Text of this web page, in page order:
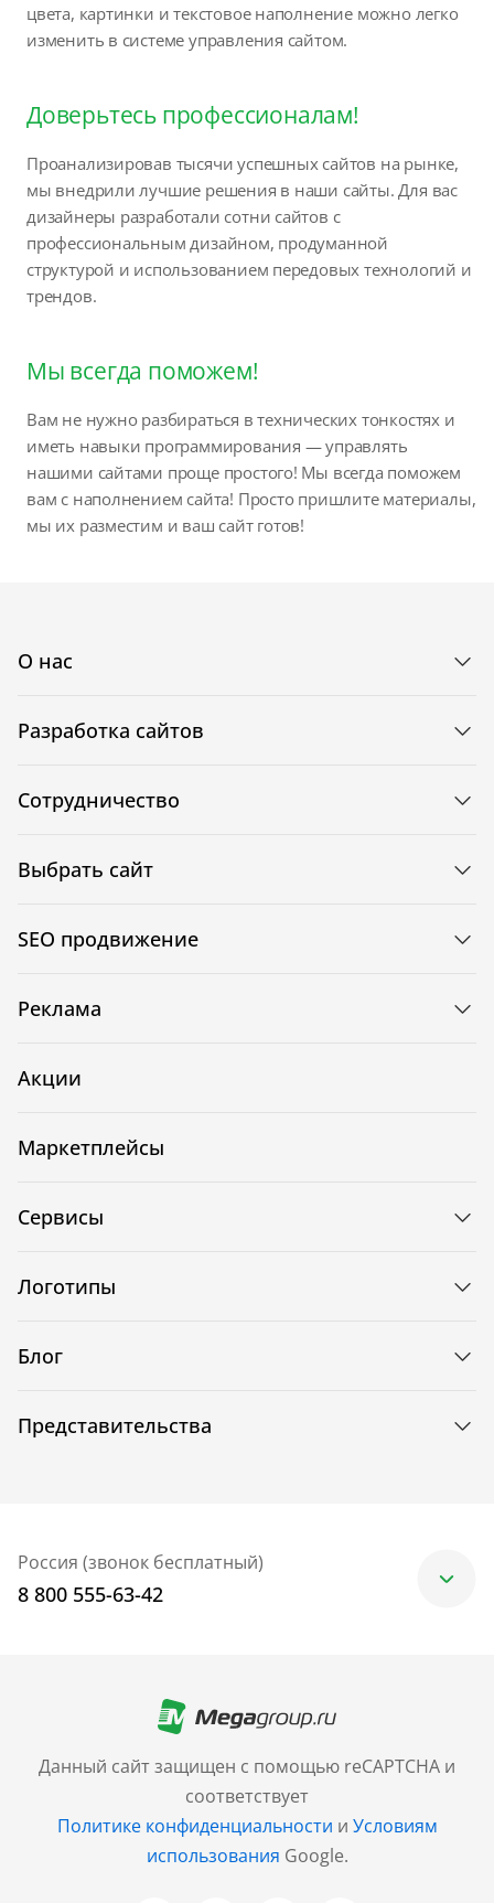
цвета, картинки и текстовое наполнение можно легко
изменить в системе управления сайтом.
Доверьтесь профессионалам!
Проанализировав тысячи успешных сайтов на рынке,
мы внедрили лучшие решения в наши сайты. Для вас
дизайнеры разработали сотни сайтов с
профессиональным дизайном, продуманной
структурой и использованием передовых технологий и
трендов.
Мы всегда поможем!
Вам не нужно разбираться в технических тонкостях и
иметь навыки программирования — управлять
нашими сайтами проще простого! Мы всегда поможем
вам с наполнением сайта! Просто пришлите материалы,
мы их разместим и ваш сайт готов!
Данный сайт защищен с помощью reCAPTCHA и
соответствует
Политике конфиденциальности и Условиям
использования Google.
О нас
Разработка сайтов
Сотрудничество
Выбрать сайт
SEO продвижение
Реклама
Акции
Маркетплейсы
Сервисы
Логотипы
Блог
Представительства
Россия (звонок бесплатный)
8 800 555-63-42
+7 (499) 705-30-10
Санкт-Петербург
+7 (812) 600-77-33
Барнаул
+7 (961) 999-93-93